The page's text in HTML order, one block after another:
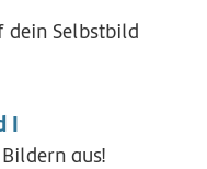
dein Selbstbild
I
aus!